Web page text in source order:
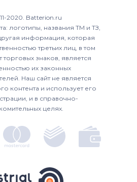
2020. Batterion.ru
логотипы, названия ТМ и ТЗ,
информация, которая
третьих лиц, в том
торговых знаков, является
их законных
Наш сайт не является
контента и использует его
и в справочно-
целях.